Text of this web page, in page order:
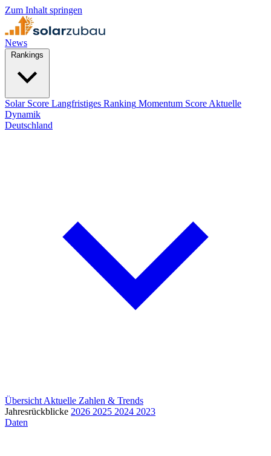
Zum Inhalt springen
News
Solar Score Langfristiges Ranking Momentum Score Aktuelle
Dynamik
Deutschland
Übersicht Aktuelle Zahlen & Trends
Jahresrückblicke 2026 2025 2024 2023
Daten